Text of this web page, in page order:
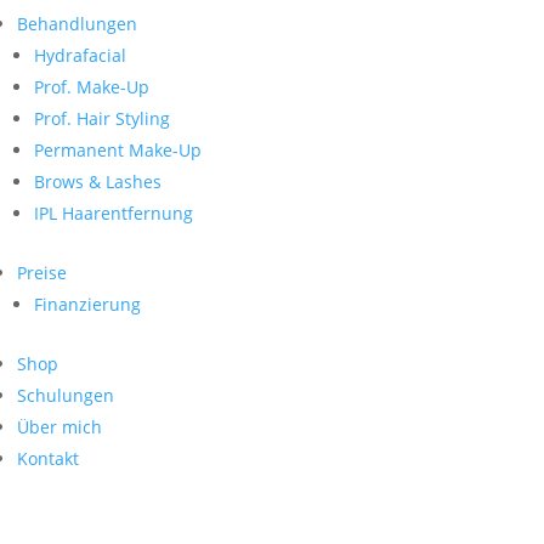
Behandlungen
Hydrafacial
Prof. Make-Up
Prof. Hair Styling
Permanent Make-Up
Brows & Lashes
IPL Haarentfernung
Preise
Finanzierung
Shop
Schulungen
Über mich
Kontakt
nach:
Neueste Kommentare
Archiv
Kategorien
Keine Kategorien
Meta
Anmelden
Feed der Einträge
WordPress.org
Search
nach:
Archive
Kontakt
Impressum
Datenschutz